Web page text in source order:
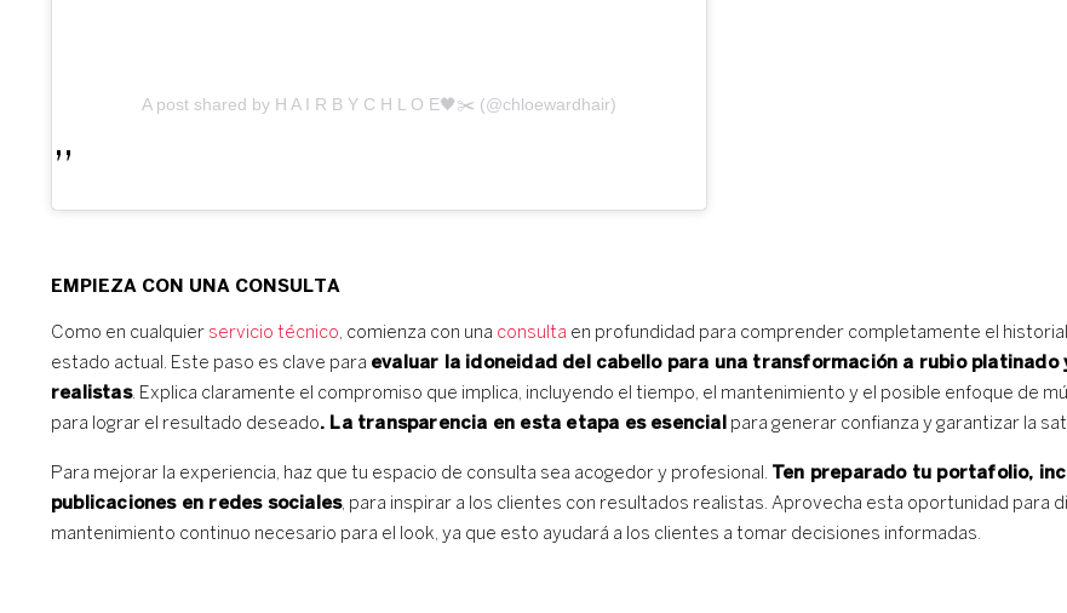
A post shared by H A I R B Y C H L O E🖤✂️ (@chloewardhair)
EMPIEZA CON UNA CONSULTA
Como en cualquier servicio técnico , comienza con una consulta en profundidad para comprender completamente el
estado actual. Este paso es clave para evaluar la idoneidad del cabello para una transformación a rubio
realistas. Explica claramente el compromiso que implica, incluyendo el tiempo, el mantenimiento y el posible enfoque de
para lograr el resultado deseado. La transparencia en esta etapa es esencial para generar confianza y garantizar la
Para mejorar la experiencia, haz que tu espacio de consulta sea acogedor y profesional. Ten preparado tu portafolio,
publicaciones en redes sociales, para inspirar a los clientes con resultados realistas. Aprovecha esta oportunidad para
mantenimiento continuo necesario para el look, ya que esto ayudará a los clientes a tomar decisiones informadas.